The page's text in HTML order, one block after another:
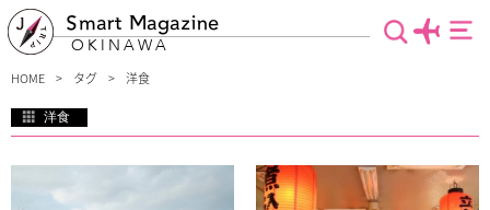
Smart Magazine
OKINAWA
HOME タグ 洋食
洋食
ど、見ているとお腹が空いてしまう情報を集めました。見た目だけでなく、味も絶
品なお店ばかりです。観光途中のランチタイムや、一日の締めくくりとして夜ご飯